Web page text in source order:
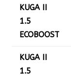
KUGA II
1.5
ECOBOOST
KUGA II
1.5